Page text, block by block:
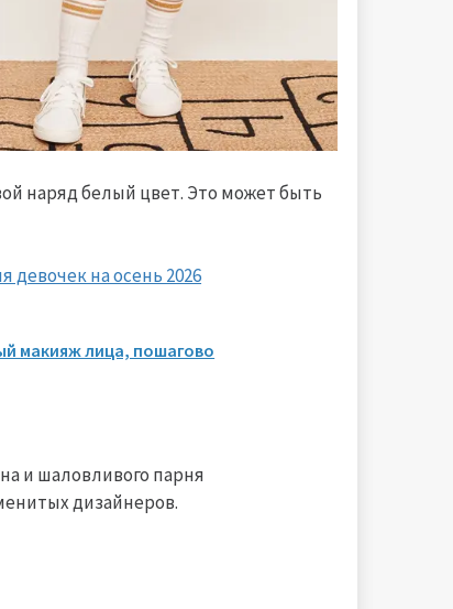
наряд белый цвет. Это может быть
девочек на осень 2026
макияж лица, пошагово
и шаловливого парня
дизайнеров.